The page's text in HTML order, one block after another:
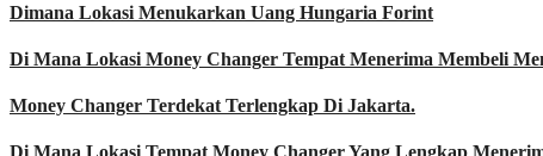
Dimana Lokasi Menukarkan Uang Hungaria Forint
Di Mana Lokasi Money Changer Tempat Menerima Membeli
Money Changer Terdekat Terlengkap Di Jakarta.